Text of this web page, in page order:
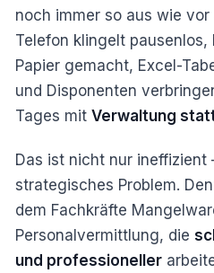
noch immer so aus wie vor
Telefon klingelt
Papier gemacht, Excel-
und Disponenten
Tages mit Verwaltung
Das ist nicht nur
strategisches Problem.
dem Fachkräfte
Personalvermittlung, die
und professioneller